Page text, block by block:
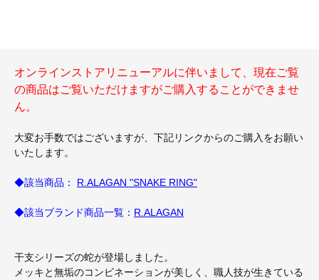
オンラインストアリニューアルに伴いまして、現在ご覧
の商品はご覧いただけますがご購入することができませ
ん。
大変お手数ではございますが、下記リンクからのご購入をお願い
いたします。
◆該当商品： R.ALAGAN "SNAKE RING"
◆該当ブランド商品一覧： R.ALAGAN
干支シリーズの蛇が登場しました。
メッキと無垢のコンビネーションが美しく、職人技が生きている